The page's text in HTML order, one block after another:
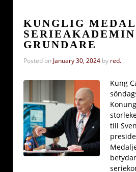
KUNGLIG
GRUNDARE
Posted onJanuary 30, 2024 by red.
Kung
till